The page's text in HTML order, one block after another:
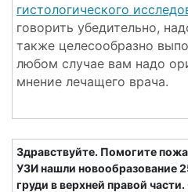
гистологического
говорить убедительно,
также целесообразно
любом случае вам надо
мнение лечащего врача.
Здравствуйте. Помогите
УЗИ нашли новообразование
груди в верхней правой